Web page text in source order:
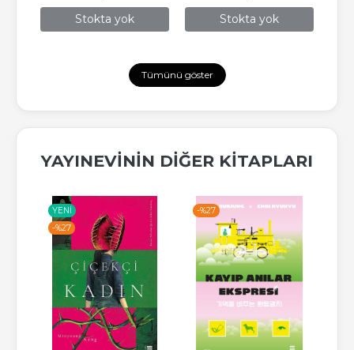
Stokta yok Stokta yok
Tümünü göster
YAYINEVININ DIĞER KITAPLARI
YENI
-%27
-%27